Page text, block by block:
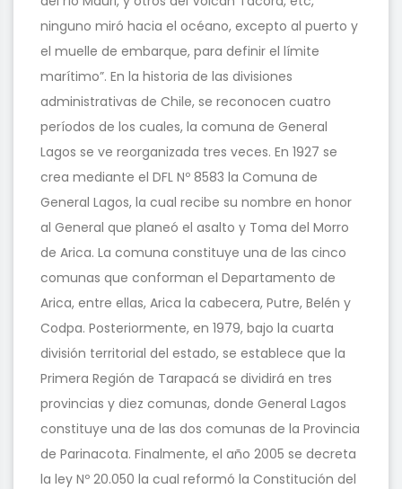
ninguno miró hacia el océano, excepto al puerto y
el muelle de embarque, para definir el límite
marítimo”. En la historia de las divisiones
administrativas de Chile, se reconocen cuatro
períodos de los cuales, la comuna de General
Lagos se ve reorganizada tres veces. En 1927 se
crea mediante el DFL Nº 8583 la Comuna de
General Lagos, la cual recibe su nombre en honor
al General que planeó el asalto y Toma del Morro
de Arica. La comuna constituye una de las cinco
comunas que conforman el Departamento de
Arica, entre ellas, Arica la cabecera, Putre, Belén y
Codpa. Posteriormente, en 1979, bajo la cuarta
división territorial del estado, se establece que la
Primera Región de Tarapacá se dividirá en tres
provincias y diez comunas, donde General Lagos
constituye una de las dos comunas de la Provincia
de Parinacota. Finalmente, el año 2005 se decreta
la ley Nº 20.050 la cual reformó la Constitución del